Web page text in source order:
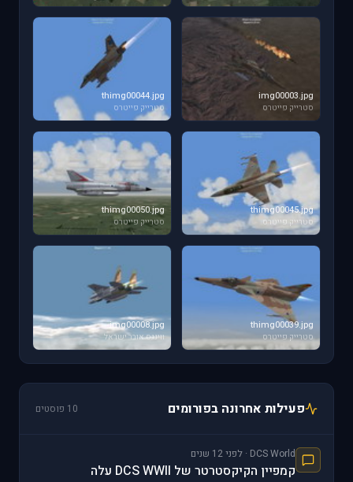
img00003.jpg
סטרייק פייטרס
thimg00044.jpg
סטרייק פייטרס
thimg00045.jpg
סטרייק פייטרס
thimg00050.jpg
סטרייק פייטרס
thimg00039.jpg
סטרייק פייטרס
img00008.jpg
ווינגס אובר ישראל
פעילות אחרונה בפורומים 10 פוסטים
DCS World · לפני 12 שנים
קמפיין הקיקסטרטר של DCS WWII עלה